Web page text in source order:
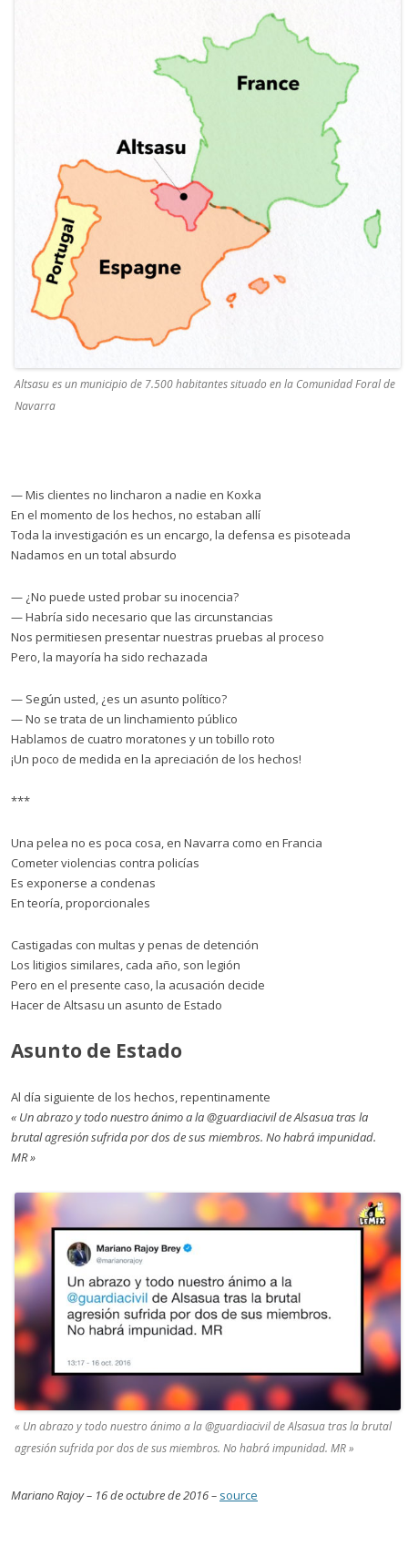
Altsasu es un municipio de 7.500 habitantes situado en la Comunidad Foral de
Navarra
— Mis clientes no lincharon a nadie en Koxka
En el momento de los hechos, no estaban allí
Toda la investigación es un encargo, la defensa es pisoteada
Nadamos en un total absurdo
— ¿No puede usted probar su inocencia?
— Habría sido necesario que las circunstancias
Nos permitiesen presentar nuestras pruebas al proceso
Pero, la mayoría ha sido rechazada
— Según usted, ¿es un asunto político?
— No se trata de un linchamiento público
Hablamos de cuatro moratones y un tobillo roto
¡Un poco de medida en la apreciación de los hechos!
***
Una pelea no es poca cosa, en Navarra como en Francia
Cometer violencias contra policías
Es exponerse a condenas
En teoría, proporcionales
Castigadas con multas y penas de detención
Los litigios similares, cada año, son legión
Pero en el presente caso, la acusación decide
Hacer de Altsasu un asunto de Estado
Asunto de Estado
Al día siguiente de los hechos, repentinamente
« Un abrazo y todo nuestro ánimo a la @guardiacivil de Alsasua tras la
brutal agresión sufrida por dos de sus miembros. No habrá impunidad.
MR »
« Un abrazo y todo nuestro ánimo a la @guardiacivil de Alsasua tras la brutal
agresión sufrida por dos de sus miembros. No habrá impunidad. MR »
Mariano Rajoy – 16 de octubre de 2016 – source